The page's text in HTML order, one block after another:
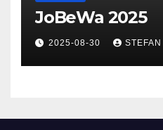
JoBeWa 2025
2025-08-30